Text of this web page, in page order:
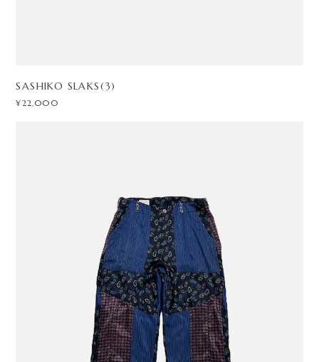
SASHIKO SLAKS(3)
¥22,000